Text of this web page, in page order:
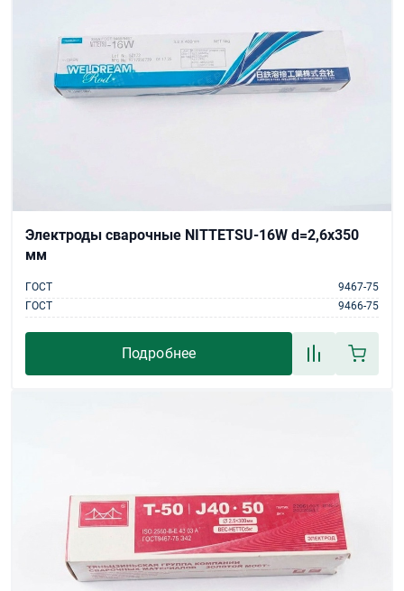
Электроды сварочные NITTETSU-16W d=2,6х350
мм
ГОСТ
9467-75
ГОСТ
9466-75
Подробнее